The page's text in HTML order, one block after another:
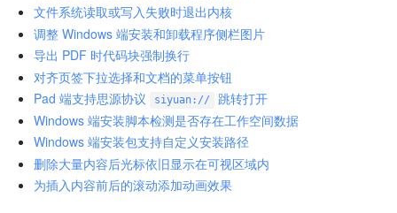
文件系统读取或写入失败时退出内核
调整 Windows 端安装和卸载程序侧栏图片
导出 PDF 时代码块强制换行
对齐页签下拉选择和文档的菜单按钮
Pad 端支持思源协议
siyuan://
跳转打开
Windows 端安装脚本检测是否存在工作空间数据
Windows 端安装包支持自定义安装路径
删除大量内容后光标依旧显示在可视区域内
为插入内容前后的滚动添加动画效果